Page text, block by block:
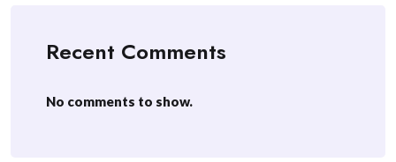
Recent Comments
No comments to show.